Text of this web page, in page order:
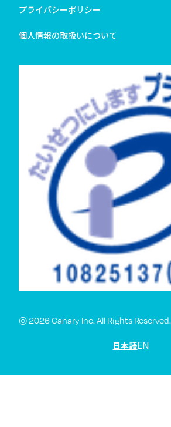
プライバシーポリシー
個人情報の取扱いについて
© 2026 Canary Inc. All Rights Reserved.
EN
日本語